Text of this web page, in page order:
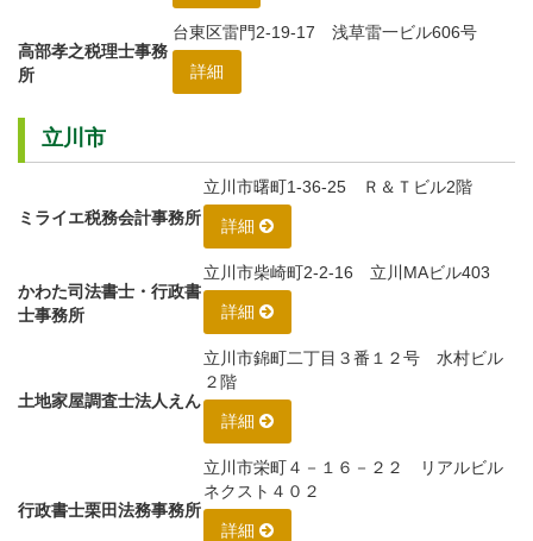
高部孝之税理士事務
所
台東区雷門2-19-17 浅草雷一ビル606号
詳細
立川市
ミライエ税務会計事務所
立川市曙町1-36-25 Ｒ＆Ｔビル2階
詳細
かわた司法書士・行政書
士事務所
立川市柴崎町2-2-16 立川MAビル403
詳細
土地家屋調査士法人えん
立川市錦町二丁目３番１２号 水村ビル
２階
詳細
行政書士栗田法務事務所
立川市栄町４－１６－２２ リアルビル
ネクスト４０２
詳細